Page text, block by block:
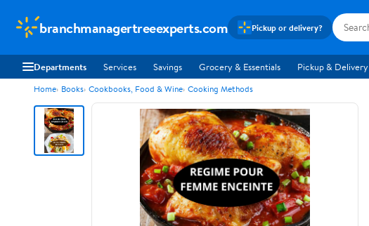
branchmanagertreeexperts.com Pickup or delivery?
Departments Services Savings Grocery & Essentials Pickup & Delivery
Home Books Cookbooks, Food & Wine Cooking Methods